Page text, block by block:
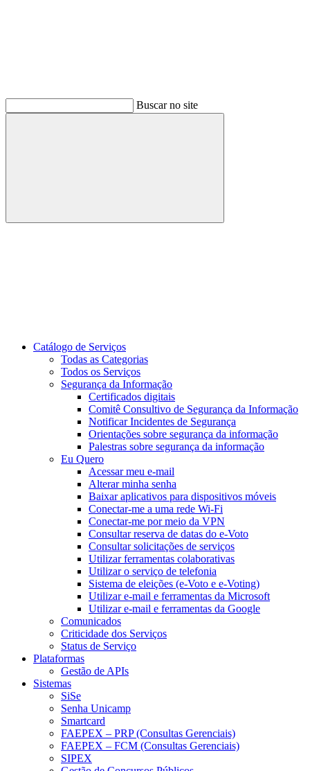
Buscar no site
Buscar
Catálogo de Serviços
Todas as Categorias
Todos os Serviços
Segurança da Informação
Certificados digitais
Comitê Consultivo de Segurança da Informação
Notificar Incidentes de Segurança
Orientações sobre segurança da informação
Palestras sobre segurança da informação
Eu Quero
Acessar meu e-mail
Alterar minha senha
Baixar aplicativos para dispositivos móveis
Conectar-me a uma rede Wi-Fi
Conectar-me por meio da VPN
Consultar reserva de datas do e-Voto
Consultar solicitações de serviços
Utilizar ferramentas colaborativas
Utilizar o serviço de telefonia
Sistema de eleições (e-Voto e e-Voting)
Utilizar e-mail e ferramentas da Microsoft
Utilizar e-mail e ferramentas da Google
Comunicados
Criticidade dos Serviços
Status de Serviço
Plataformas
Gestão de APIs
Sistemas
SiSe
Senha Unicamp
Smartcard
FAEPEX – PRP (Consultas Gerenciais)
FAEPEX – FCM (Consultas Gerenciais)
SIPEX